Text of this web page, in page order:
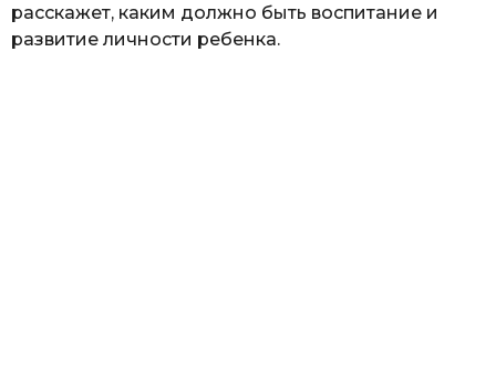
расскажет, каким должно быть воспитание и
развитие личности ребенка.